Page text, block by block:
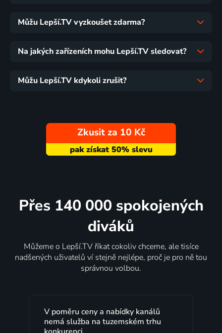
Můžu Lepší.TV vyzkoušet zdarma?
Na jakých zařízeních mohu Lepší.TV sledovat?
Můžu Lepší.TV kdykoli zrušit?
Zkusit za 10 Kč
Přes 140 000 spokojených
diváků
Můžeme o Lepší.TV říkat cokoliv chceme, ale tisíce
nadšených uživatelů ví stejně nejlépe, proč je pro ně tou
správnou volbou.
V poměru ceny a nabídky kanálů
nemá služba na tuzemském trhu